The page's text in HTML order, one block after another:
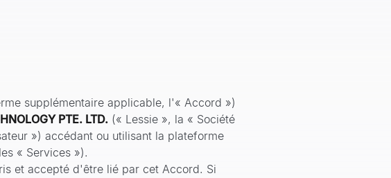
supplémentaire applicable, l'« Accord »)
PTE. LTD. (« Lessie », la « Société
») accédant ou utilisant la plateforme
« Services »).
et accepté d'être lié par cet Accord. Si